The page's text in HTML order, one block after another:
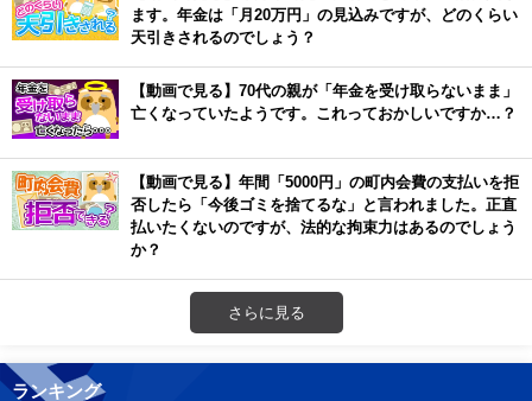
ます。年金は「月20万円」の見込みですが、どのくらい
天引きされるのでしょう？
【動画で見る】70代の親が「年金を受け取らないまま」
亡くなっていたようです。これっておかしいですか…？
【動画で見る】年間「5000円」の町内会費の支払いを拒
否したら「今後ゴミを捨てるな」と言われました。正直
払いたくないのですが、法的な拘束力はあるのでしょう
か？
さらに見る
ランキング